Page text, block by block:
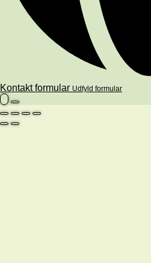
Kontakt formular Udfyld formular